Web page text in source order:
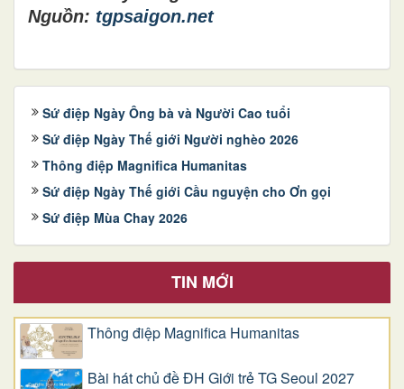
Nguồn: tgpsaigon.net
Sứ điệp Ngày Ông bà và Người Cao tuổi
Sứ điệp Ngày Thế giới Người nghèo 2026
Thông điệp Magnifica Humanitas
Sứ điệp Ngày Thế giới Cầu nguyện cho Ơn gọi
Sứ điệp Mùa Chay 2026
TIN MỚI
Thông điệp Magnifica Humanitas
Bài hát chủ đề ĐH Giới trẻ TG Seoul 2027